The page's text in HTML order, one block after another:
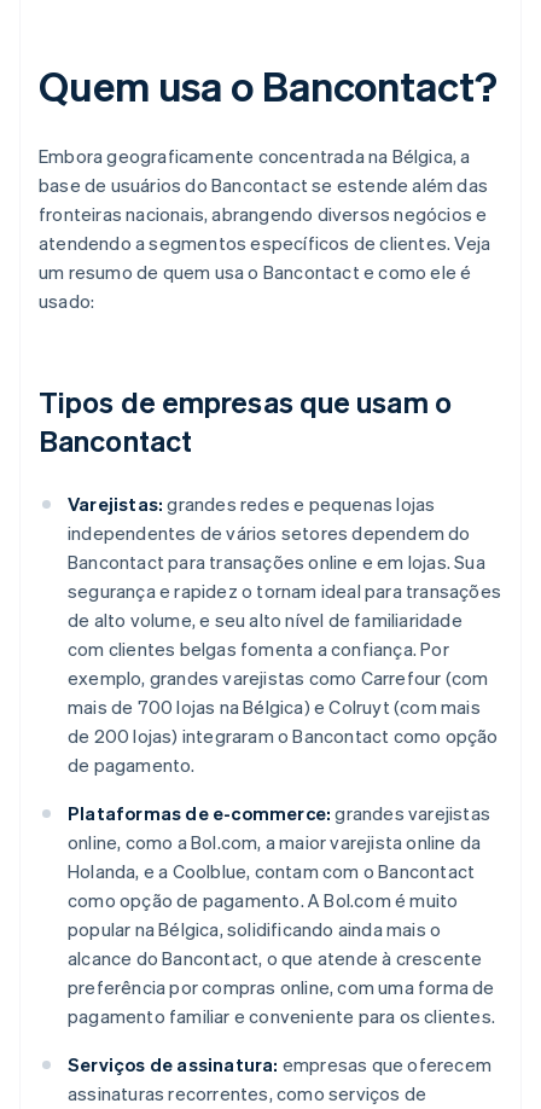
Quem usa o Bancontact?
Embora geograficamente concentrada na Bélgica, a
base de usuários do Bancontact se estende além das
fronteiras nacionais, abrangendo diversos negócios e
atendendo a segmentos específicos de clientes. Veja
um resumo de quem usa o Bancontact e como ele é
usado:
Tipos de empresas que usam o
Bancontact
Varejistas: grandes redes e pequenas lojas
independentes de vários setores dependem do
Bancontact para transações online e em lojas. Sua
segurança e rapidez o tornam ideal para transações
de alto volume, e seu alto nível de familiaridade
com clientes belgas fomenta a confiança. Por
exemplo, grandes varejistas como Carrefour (com
mais de 700 lojas na Bélgica) e Colruyt (com mais
de 200 lojas) integraram o Bancontact como opção
de pagamento.
Plataformas de e-commerce: grandes varejistas
online, como a Bol.com, a maior varejista online da
Holanda, e a Coolblue, contam com o Bancontact
como opção de pagamento. A Bol.com é muito
popular na Bélgica, solidificando ainda mais o
alcance do Bancontact, o que atende à crescente
preferência por compras online, com uma forma de
pagamento familiar e conveniente para os clientes.
Serviços de assinatura: empresas que oferecem
assinaturas recorrentes, como serviços de